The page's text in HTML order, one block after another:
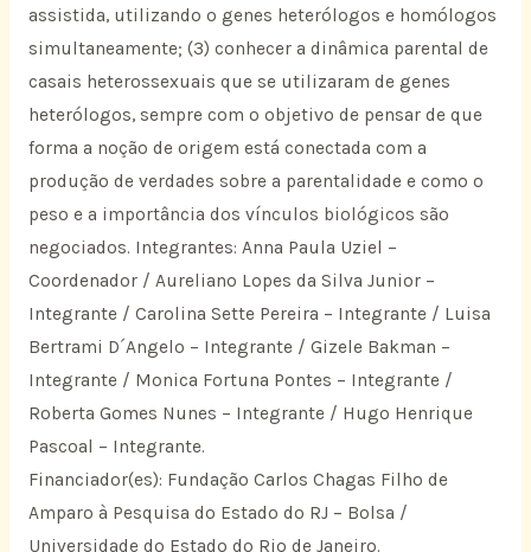
assistida, utilizando o genes heterólogos e homólogos
simultaneamente; (3) conhecer a dinâmica parental de
casais heterossexuais que se utilizaram de genes
heterólogos, sempre com o objetivo de pensar de que
forma a noção de origem está conectada com a
produção de verdades sobre a parentalidade e como o
peso e a importância dos vínculos biológicos são
negociados. Integrantes: Anna Paula Uziel –
Coordenador / Aureliano Lopes da Silva Junior –
Integrante / Carolina Sette Pereira – Integrante / Luisa
Bertrami D´Angelo – Integrante / Gizele Bakman –
Integrante / Monica Fortuna Pontes – Integrante /
Roberta Gomes Nunes – Integrante / Hugo Henrique
Pascoal – Integrante.
Financiador(es): Fundação Carlos Chagas Filho de
Amparo à Pesquisa do Estado do RJ – Bolsa /
Universidade do Estado do Rio de Janeiro.